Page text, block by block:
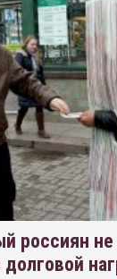
россиян